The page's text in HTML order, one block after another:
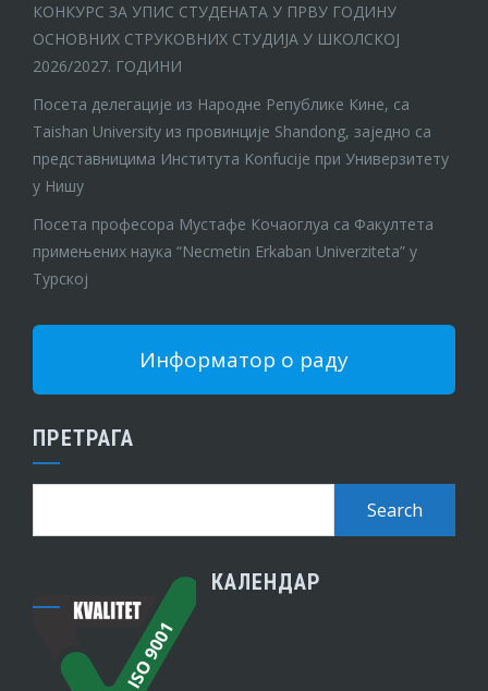
КОНКУРС ЗА УПИС СТУДЕНАТА У ПРВУ ГОДИНУ
ОСНОВНИХ СТРУКОВНИХ СТУДИЈА У ШКОЛСКОЈ
2026/2027. ГОДИНИ
Посета делегације из Народне Републике Кине, са
Taishan University из провинције Shandong, заједно са
представницима Института Konfucije при Универзитету
у Нишу
Посета професора Мустафе Кочаоглуа са Факултета
примењених наука “Necmetin Erkaban Univerziteta” у
Турској
Информатор о раду
ПРЕТРАГА
КАЛЕНДАР